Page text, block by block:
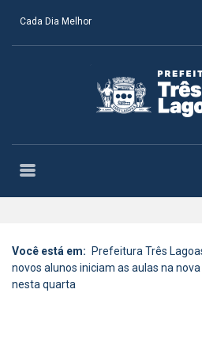
Cada Dia Melhor
Você está em: Prefeitura Três
novos alunos iniciam as aulas na
nesta quarta